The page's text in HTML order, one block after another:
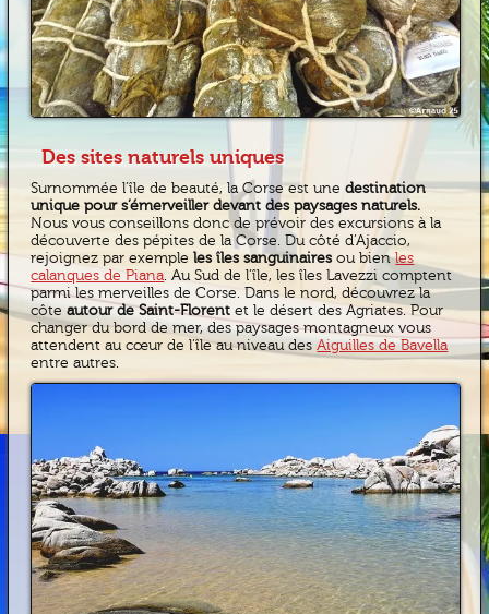
Des sites naturels uniques
Surnommée l’île de beauté, la Corse est unedestination
unique pour s’émerveiller devant des paysages naturels.
Nous vous conseillons donc de prévoir des excursions à la
découverte des pépites de la Corse. Du côté d’Ajaccio,
rejoignez par exemple les îles sanguinaires ou bienles
calanques de Piana. Au Sud de l’île, les îles Lavezzi comptent
parmi les merveilles de Corse. Dans le nord, découvrez la
côteautour de Saint-Florent et le désert des Agriates. Pour
changer du bord de mer, des paysages montagneux vous
attendent au cœur de l’île au niveau desAiguilles de Bavella
entre autres.